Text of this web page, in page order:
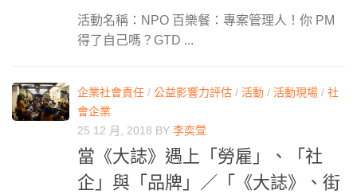
活動名稱：NPO 百樂餐：專案管理人！你 PM
得了自己嗎？GTD ...
企業社會責任 / 公益影響力評估 / 活動 / 活動現場 / 社
會企業
25 12 月, 2018 BY 李奕萱
當《大誌》遇上「勞雇」、「社
企」與「品牌」／「《大誌》、街